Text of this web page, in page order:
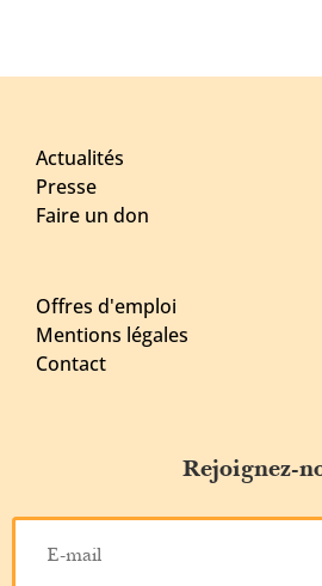
Actualités
Presse
Faire un don
Offres d'emploi
Mentions légales
Contact
Rejoignez-